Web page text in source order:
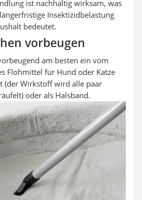
ist nachhaltig wirksam, was
Insektizidbelastung
bedeutet.
vorbeugen
am besten ein vom
Flohmittel für Hund oder Katze
(der Wirkstoff wird alle paar
oder als Halsband.